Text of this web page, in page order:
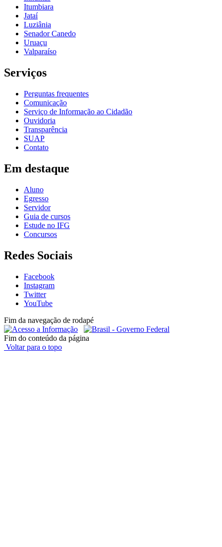
Itumbiara
Jataí
Luziânia
Senador Canedo
Uruaçu
Valparaíso
Serviços
Perguntas frequentes
Comunicação
Serviço de Informação ao Cidadão
Ouvidoria
Transparência
SUAP
Contato
Em destaque
Aluno
Egresso
Servidor
Guia de cursos
Estude no IFG
Concursos
Redes Sociais
Facebook
Instagram
Twitter
YouTube
Fim da navegação de rodapé
Fim do conteúdo da página
Voltar para o topo